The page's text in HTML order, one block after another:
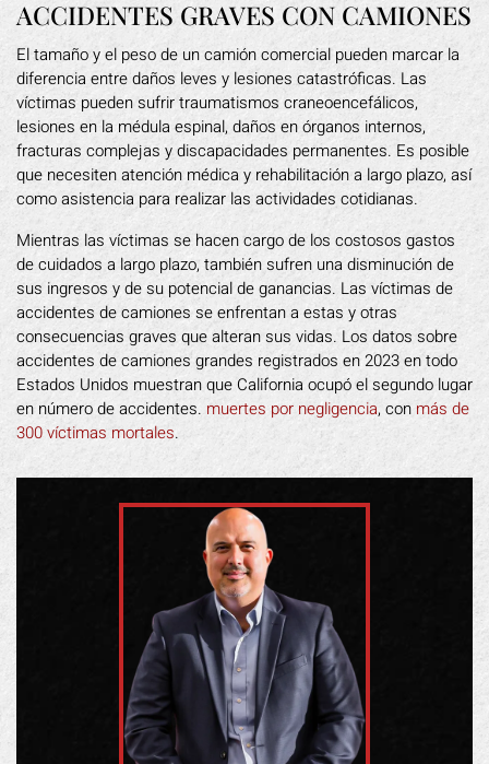
ACCIDENTES GRAVES CON CAMIONES
El tamaño y el peso de un camión comercial pueden marcar la
diferencia entre daños leves y lesiones catastróficas. Las
víctimas pueden sufrir traumatismos craneoencefálicos,
lesiones en la médula espinal, daños en órganos internos,
fracturas complejas y discapacidades permanentes. Es posible
que necesiten atención médica y rehabilitación a largo plazo, así
como asistencia para realizar las actividades cotidianas.
Mientras las víctimas se hacen cargo de los costosos gastos
de cuidados a largo plazo, también sufren una disminución de
sus ingresos y de su potencial de ganancias. Las víctimas de
accidentes de camiones se enfrentan a estas y otras
consecuencias graves que alteran sus vidas. Los datos sobre
accidentes de camiones grandes registrados en 2023 en todo
Estados Unidos muestran que California ocupó el segundo lugar
en número de accidentes. muertes por negligencia, con más de
300 víctimas mortales.